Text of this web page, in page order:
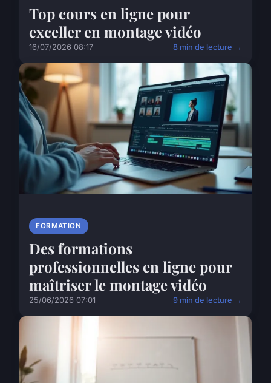
Top cours en ligne pour
exceller en montage vidéo
16/07/2026 08:17 8 min de lecture →
FORMATION
Des formations
professionnelles en ligne pour
maîtriser le montage vidéo
25/06/2026 07:01 9 min de lecture →